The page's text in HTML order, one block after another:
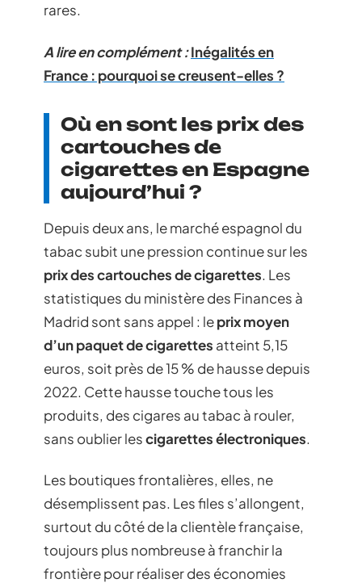
rares.
A lire en complément :Inégalités en
France : pourquoi se creusent-elles ?
Où en sont les prix des
cartouches de
cigarettes en Espagne
aujourd’hui ?
Depuis deux ans, le marché espagnol du
tabac subit une pression continue sur les
prix des cartouches de cigarettes. Les
statistiques du ministère des Finances à
Madrid sont sans appel : leprix moyen
d’un paquet de cigarettes atteint 5,15
euros, soit près de 15 % de hausse depuis
2022. Cette hausse touche tous les
produits, des cigares au tabac à rouler,
sans oublier lescigarettes électroniques.
Les boutiques frontalières, elles, ne
désemplissent pas. Les files s’allongent,
surtout du côté de la clientèle française,
toujours plus nombreuse à franchir la
frontière pour réaliser des économies